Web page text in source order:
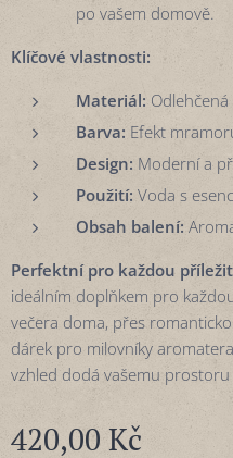
po vašem domově.
Klíčové vlastnosti:
Materiál:
Barva: Efekt
Design: Moderní a
Použití: Voda s
Obsah balení:
Perfektní pro každou
ideálním doplňkem pro
večera doma, přes
dárek pro milovníky
vzhled dodá vašemu
420,00 Kč